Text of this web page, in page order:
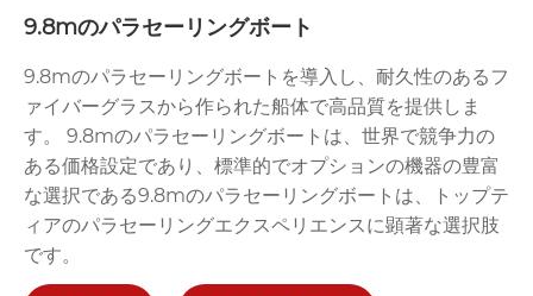
9.8mのパラセーリングボート
9.8mのパラセーリングボートを導入し、耐久性のあるフ
ァイバーグラスから作られた船体で高品質を提供しま
す。 9.8mのパラセーリングボートは、世界で競争力の
ある価格設定であり、標準的でオプションの機器の豊富
な選択である9.8mのパラセーリングボートは、トップテ
ィアのパラセーリングエクスペリエンスに顕著な選択肢
です。